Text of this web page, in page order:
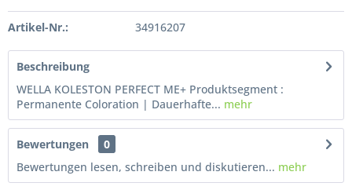
Artikel-Nr.: 34916207
Beschreibung
WELLA KOLESTON PERFECT ME+ Produktsegment :
Permanente Coloration | Dauerhafte... mehr
Bewertungen
0
Bewertungen lesen, schreiben und diskutieren... mehr